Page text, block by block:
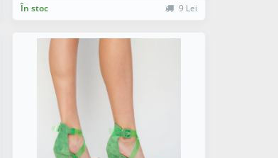
În stoc 9 Lei